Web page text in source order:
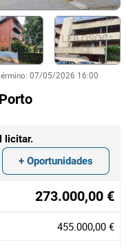
: 07/05/2026 16:00
licitar.
+ Oportunidades
273.000,00 €
455.000,00 €